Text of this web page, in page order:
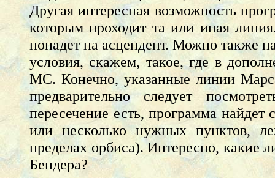
Другая интересная возможность
которым проходит та или иная
попадет на асцендент. Можно также
условия, скажем, такое, где в
МС. Конечно, указанные линии
предварительно следует
пересечение есть, программа найдет
или несколько нужных пунктов,
пределах орбиса). Интересно, какие
Бендера?